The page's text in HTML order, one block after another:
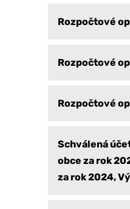
Rozpočtové
Rozpočtové
Rozpočtové
Schválená
obce za rok
za rok 2024,